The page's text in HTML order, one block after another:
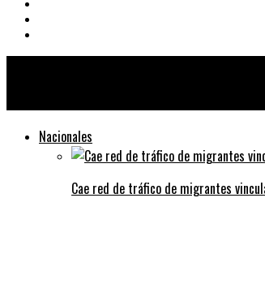
Nacionales
Cae red de tráfico de migrantes